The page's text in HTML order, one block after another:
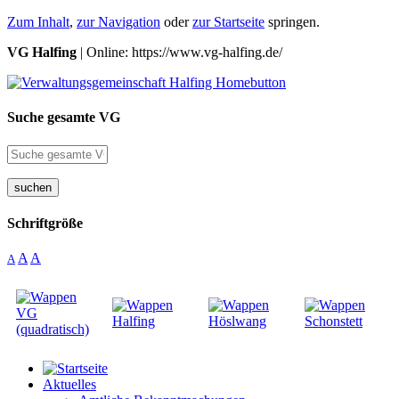
Zum Inhalt, zur Navigation oderzur Startseite springen.
VG Halfing | Online: https://www.vg-halfing.de/
Suche gesamte VG
suchen
Schriftgröße
A A A
Aktuelles